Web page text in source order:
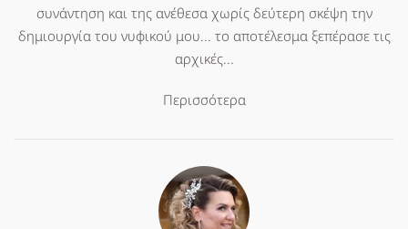
συνάντηση και της ανέθεσα χωρίς δεύτερη σκέψη την
δημιουργία του νυφικού μου... το αποτέλεσμα ξεπέρασε τις
αρχικές...
Περισσότερα